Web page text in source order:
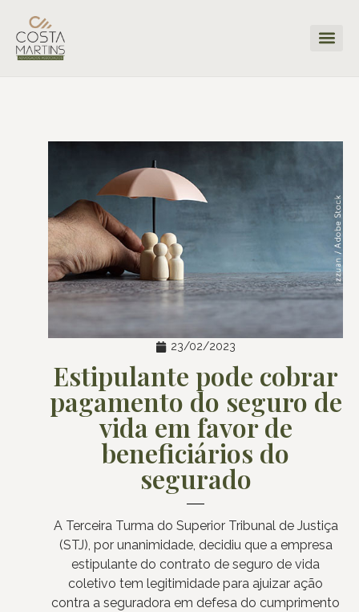
23/02/2023
Estipulante pode cobrar
pagamento do seguro de
vida em favor de
beneficiários do
segurado
A Terceira Turma do Superior Tribunal de Justiça
(STJ), por unanimidade, decidiu que a empresa
estipulante do contrato de seguro de vida
coletivo tem legitimidade para ajuizar ação
contra a seguradora em defesa do cumprimento